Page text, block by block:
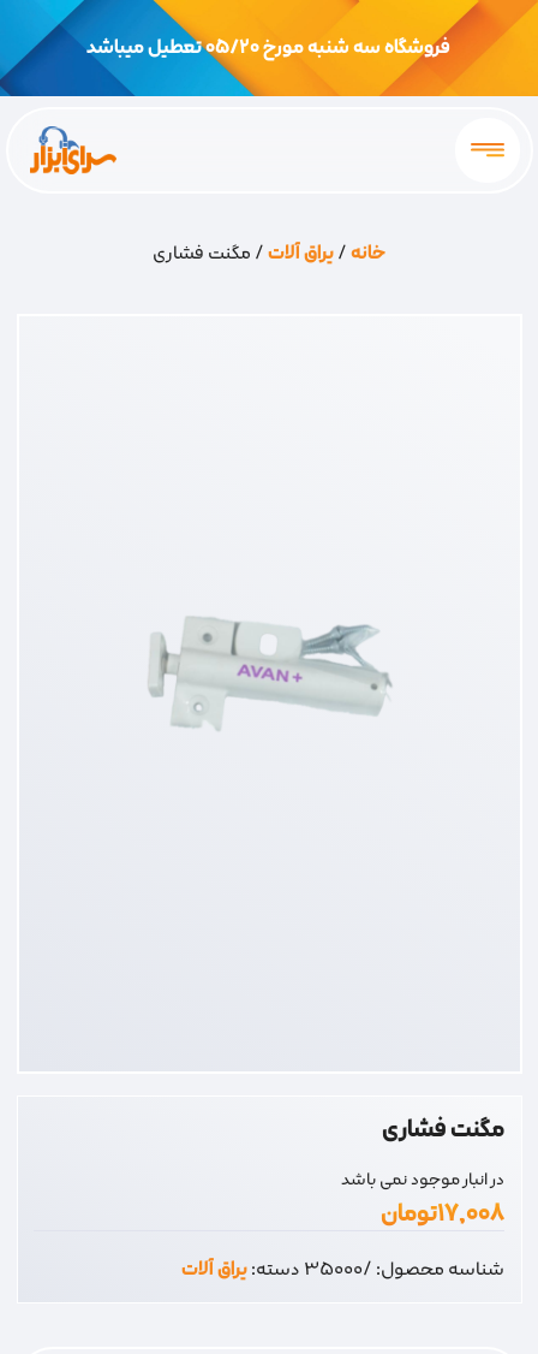
فروشگاه سه شنبه مورخ 05/20 تعطیل میباشد
خانه/یراق آلات/ مگنت فشاری
مگنت فشاری
در انبار موجود نمی باشد
۱۷,۰۰۸تومان
شناسه محصول:/35000 دسته:یراق آلات